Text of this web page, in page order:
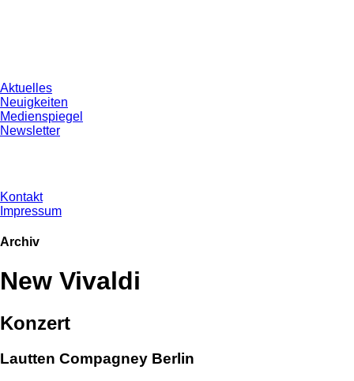
Aktuelles
Neuigkeiten
Medienspiegel
Newsletter
Kontakt
Impressum
Archiv
New Vivaldi
Konzert
Lautten Compagney Berlin